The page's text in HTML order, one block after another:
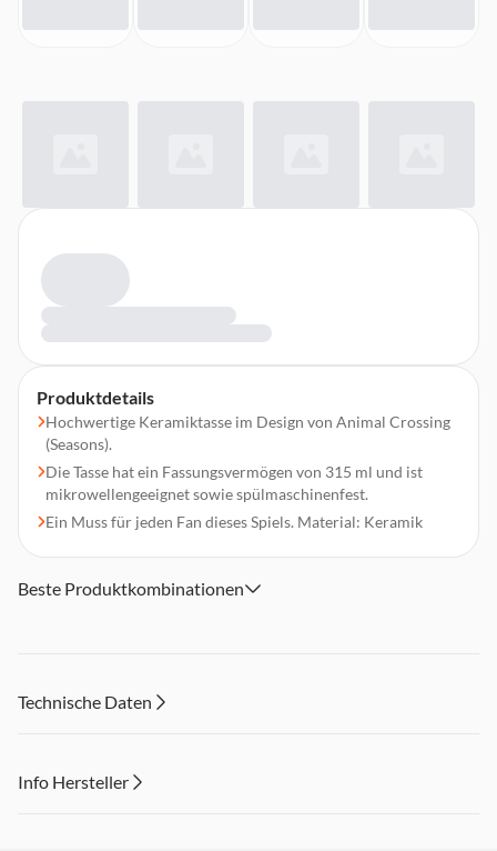
Produktdetails
Hochwertige Keramiktasse im Design von Animal Crossing
(Seasons).
Die Tasse hat ein Fassungsvermögen von 315 ml und ist
mikrowellengeeignet sowie spülmaschinenfest.
Ein Muss für jeden Fan dieses Spiels. Material: Keramik
Beste Produktkombinationen
Technische Daten
Info Hersteller